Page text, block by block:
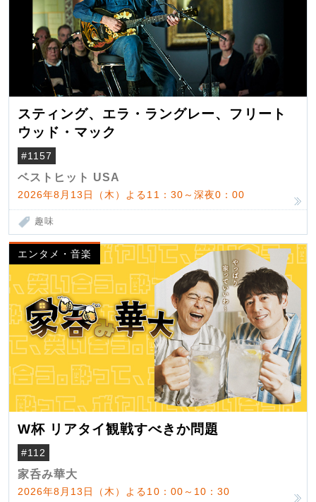
スティング、エラ・ラングレー、フリート
ウッド・マック
#1157
ベストヒット USA
2026年8月13日（木）よる11：30～深夜0：00
趣味
エンタメ・音楽
W杯 リアタイ観戦すべきか問題
#112
家呑み華大
2026年8月13日（木）よる10：00～10：30